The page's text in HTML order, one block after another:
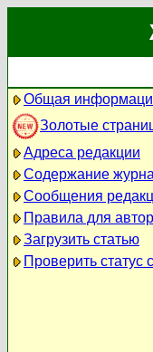
Общая
Золотые
Адреса редакции
Содержание
Сообщения
Правила для
Загрузить статью
Проверить статус